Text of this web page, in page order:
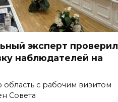
эксперт проверил
наблюдателей на
область с рабочим визитом
Совета